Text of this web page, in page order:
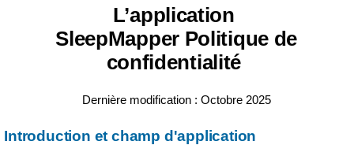
L’application
SleepMapper Politique de
confidentialité
Dernière modification : Octobre 2025
Introduction et champ d'application